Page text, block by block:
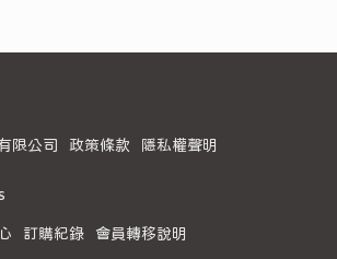
限公司 政策條款 隱私權聲明
訂購紀錄 會員轉移說明